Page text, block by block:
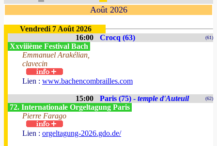
Août 2026
Vendredi 7 Août 2026
16:00
Crocq (63) (61)
Xxviiième Festival Bach
Emmanuel Arakélian,
clavecin
Lien : www.bachencombrailles.com
15:00 Paris (75) - temple d'Auteuil (62)
72. Internationale Orgeltagung Paris
Pierre Farago
Lien : orgeltagung-2026.gdo.de/